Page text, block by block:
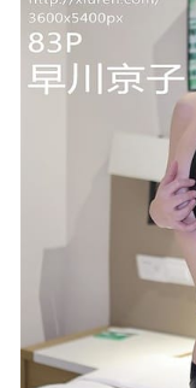
大陆萌主千夜未
2023-08-16
[微密圈]脸红
[微密圈]俏妞
蠢沫沫 – NO.297
屿鱼 – NO.007